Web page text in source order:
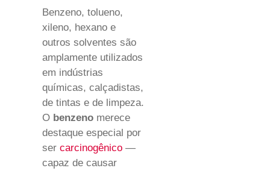
Benzeno, tolueno,
xileno, hexano e
outros solventes são
amplamente utilizados
em indústrias
químicas, calçadistas,
de tintas e de limpeza.
O benzeno merece
destaque especial por
ser carcinogênico —
capaz de causar